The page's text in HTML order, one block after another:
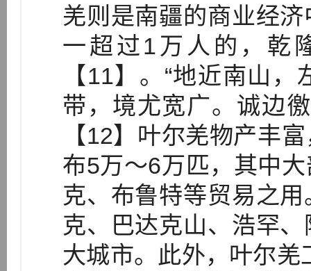
羌则是南疆的商业经
一超过1万人的，乾
【11】。“地近南山
带，境尤宽广。诚边
【12】叶尔羌物产丰
布5万～6万匹，其中
克、布鲁特等贸易之
克、巴达克山、浩罕
大城市。此外，叶尔羌